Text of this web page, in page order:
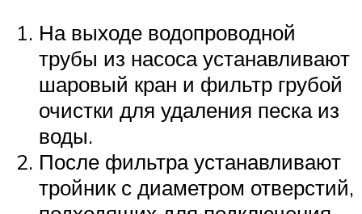
На выходе водопроводной
трубы из насоса устанавливают
шаровый кран и фильтр грубой
очистки для удаления песка из
воды.
После фильтра устанавливают
тройник с диаметром отверстий,